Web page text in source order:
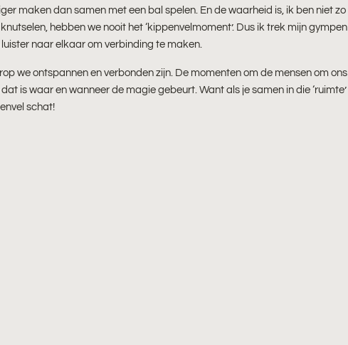
maken dan samen met een bal spelen. En de waarheid is, ik ben niet zo
hebben we nooit het ‘kippenvelmoment’. Dus ik trek mijn gympen
naar elkaar om verbinding te maken.
we ontspannen en verbonden zijn. De momenten om de mensen om ons
is waar en wanneer de magie gebeurt. Want als je samen in die ‘ruimte’
schat!